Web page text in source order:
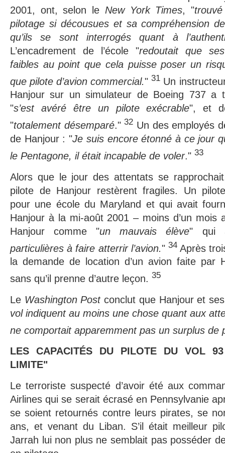
2001, ont, selon le New York Times, "
pilotage si décousues et sa compréhension
qu’ils se sont interrogés quant à
L’encadrement de l’école "redoutait que
faibles au point que cela puisse poser un
que pilote d’avion commercial."31 Un
Hanjour sur un simulateur de Boeing 737 a
"s’est avéré être un pilote exécrable", et
"totalement désemparé."32 Un des employés
de Hanjour : "Je suis encore étonné à ce jour
le Pentagone, il était incapable de voler." 33
Alors que le jour des attentats se
pilote de Hanjour restèrent fragiles. Un
pour une école du Maryland et qui avait
Hanjour à la mi-août 2001 – moins d’un mois
Hanjour comme "un mauvais élève" qui
particulières à faire atterrir l’avion. " 34Après
la demande de location d’un avion faite par
sans qu’il prenne d’autre leçon. 35
Le Washington Postconclut que Hanjour et
vol indiquent au moins une chose quant aux
ne comportait apparemment pas un surplus de
LES CAPACITÉS DU PILOTE DU VOL
LIMITE"
Le terroriste suspecté d’avoir été aux
Airlines qui se serait écrasé en Pennsylvanie
se soient retournés contre leurs pirates, se
ans, et venant du Liban. S’il était meilleur
Jarrah lui non plus ne semblait pas posséder